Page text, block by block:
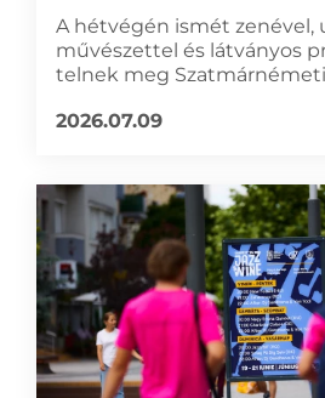
A hétvégén ismét zenével,
művészettel és látványos
telnek meg
2026.07.09